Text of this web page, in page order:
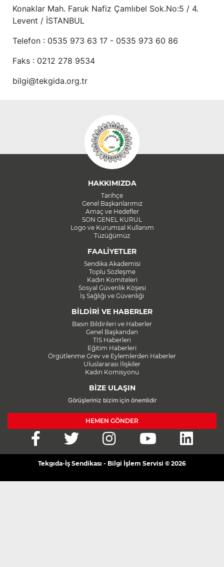
Konaklar Mah. Faruk Nafiz Çamlıbel Sok.No:5 / 4.
Levent / İSTANBUL
Telefon : 0535 973 63 17 - 0535 973 60 86
Faks : 0212 278 9534
bilgi@tekgida.org.tr
HAKKIMIZDA
Tarihçe
Genel Başkanlarımız
Amaç ve Hedefler
SON GENEL KURUL
Logo ve Kurumsal Kullanım
Tüzüğümüz
FAALİYETLER
Sendika Akademisi
Toplu Sözleşme
Kadın Komiteleri
Sosyal Güvenlik Köşesi
İş Sağlığı ve Güvenliği
BİLDİRİ VE HABERLER
Basın Bildirileri ve Haberler
Genel Başkandan
TİS Haberleri
Eğitim Haberleri
Örgütlenme Grev ve Eylemlerden Haberler
Uluslararası İlişkiler
Kadın Komisyonu
BİZE ULAŞIN
Görüşleriniz bizim için önemlidir
HEMEN GÖNDER
Tekgıda-İş Sendikası - Bilgi İşlem Servisi © 2026